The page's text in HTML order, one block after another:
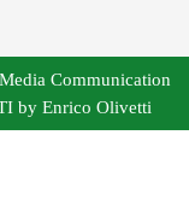
Communication
by Enrico Olivetti